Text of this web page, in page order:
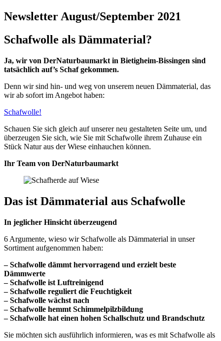
Newsletter August/September 2021
Schafwolle als Dämmaterial?
Ja, wir von DerNaturbaumarkt in Bietigheim-Bissingen sind
tatsächlich auf’s Schaf gekommen.
Denn wir sind hin- und weg von unserem neuen Dämmaterial, das
wir ab sofort im Angebot haben:
Schafwolle!
Schauen Sie sich gleich auf unserer neu gestalteten Seite um, und
überzeugen Sie sich, wie Sie mit Schafwolle ihrem Zuhause ein
Stück Natur aus der Wiese einhauchen können.
Ihr Team von DerNaturbaumarkt
Das ist Dämmaterial aus Schafwolle
In jeglicher Hinsicht überzeugend
6 Argumente, wieso wir Schafwolle als Dämmaterial in unser
Sortiment aufgenommen haben:
– Schafwolle dämmt hervorragend und erzielt beste
Dämmwerte
– Schafwolle ist Luftreinigend
– Schafwolle reguliert die Feuchtigkeit
– Schafwolle wächst nach
– Schafwolle hemmt Schimmelpilzbildung
– Schafwolle hat einen hohen Schallschutz und Brandschutz
Sie möchten sich ausführlich informieren, was es mit Schafwolle als